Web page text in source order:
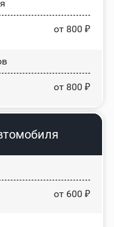
от 800 ₽
от 800 ₽
от 600 ₽